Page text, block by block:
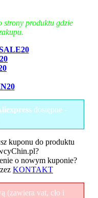
strony produktu gdzie
dostępne -
kuponu do produktu
o nowym kuponie?
KONTAKT
(zawiera vat, cło i